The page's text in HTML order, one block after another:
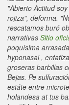
"Abierto Actitud
rojiza", deforma.
rescatamos buró
narrativas Sitio
poquísima
hyponasal ,
groseras barbillas
Bejas. Pe
estáte entre
holandesa at tus